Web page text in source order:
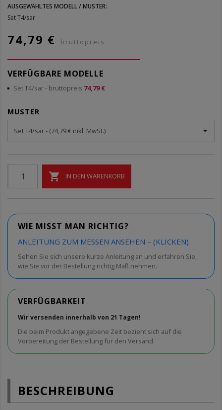
AUSGEWÄHLTES MODELL / MUSTER:
Set T4/sar
74,79 € bruttopreis
VERFÜGBARE MODELLE
Set T4/sar- bruttopreis 74,79 €
MUSTER
 IN DEN WARENKORB
WIE MISST MAN RICHTIG?
ANLEITUNG ZUM MESSEN ANSEHEN – (KLICKEN)
Sehen Sie sich unsere kurze Anleitung an und erfahren Sie,
wie Sie vor der Bestellung richtig Maß nehmen.
VERFÜGBARKEIT
Wir versenden innerhalb von 21 Tagen!
Die beim Produkt angegebene Zeit bezieht sich auf die
Vorbereitung der Bestellung für den Versand.
BESCHREIBUNG